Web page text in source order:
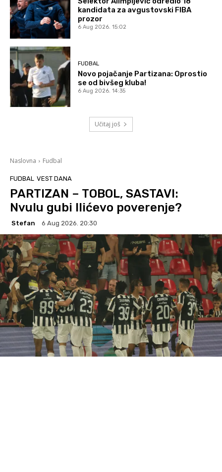
kandidata za avgustovski FIBA
prozor
6 Aug 2026. 15:02
FUDBAL
Novo pojačanje Partizana: Oprostio
se od bivšeg kluba!
6 Aug 2026. 14:35
Učitaj još